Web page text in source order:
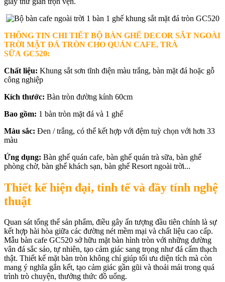
THÔNG TIN CHI TIẾT BỘ BÀN GHẾ DECOR SẮT NGOÀI
TRỜI MẶT ĐÁ TRÒN CHO QUÁN CAFE, TRÀ
SỮA GC520:
Chất liệu: Khung sắt sơn tĩnh điện màu trắng, bàn mặt đá hoặc gỗ
công nghiệp
Kích thước: Bàn tròn đường kính 60cm
Bao gồm: 1 bàn tròn mặt đá và 1 ghế
Màu sắc: Đen / trắng, có thể kết hợp với đệm tuỳ chọn với hơn 33
màu
Ứng dụng: Bàn ghế quán cafe, bàn ghế quán trà sữa, bàn ghế
phòng chờ, bàn ghế khách sạn, bàn ghế Resort ngoài trời...
Thiết kế hiện đại, tinh tế và đầy tính nghệ
thuật
Quan sát tổng thể sản phẩm, điều gây ấn tượng đầu tiên chính là sự
kết hợp hài hòa giữa các đường nét mềm mại và chất liệu cao cấp.
Mẫu bàn cafe GC520 sở hữu mặt bàn hình tròn với những đường
vân đá sắc sảo, tự nhiên, tạo cảm giác sang trọng như đá cẩm thạch
thật. Thiết kế mặt bàn tròn không chỉ giúp tối ưu diện tích mà còn
mang ý nghĩa gắn kết, tạo cảm giác gần gũi và thoải mái trong quá
trình trò chuyện, thưởng thức đồ uống.